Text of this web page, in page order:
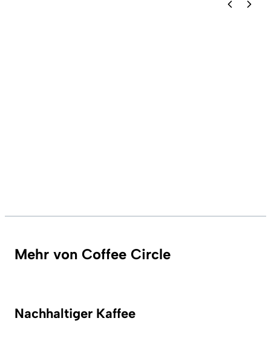
Mehr von Coffee Circle
Nachhaltiger Kaffee